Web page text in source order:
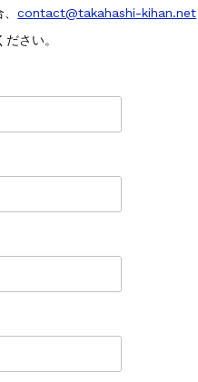
、contact@takahashi-kihan.net
さい。